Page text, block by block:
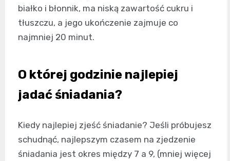
białko i błonnik, ma niską zawartość cukru i
tłuszczu, a jego ukończenie zajmuje co
najmniej 20 minut.
O której godzinie najlepiej
jadać śniadania?
Kiedy najlepiej zjeść śniadanie? Jeśli próbujesz
schudnąć, najlepszym czasem na zjedzenie
śniadania jest okres między 7 a 9, (mniej więcej